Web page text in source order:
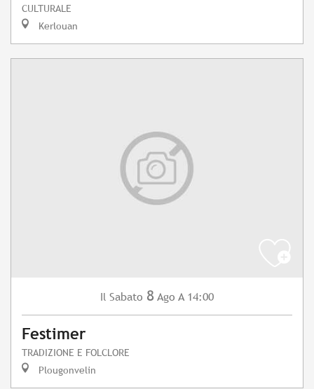
CULTURALE
Kerlouan
Il Sabato 8 Ago A 14:00
Festimer
TRADIZIONE E FOLCLORE
Plougonvelin